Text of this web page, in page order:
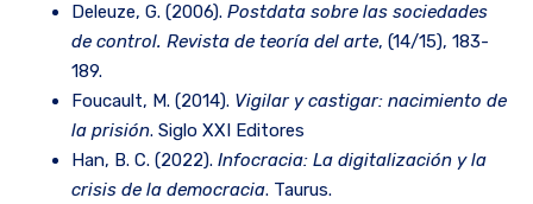
Deleuze, G. (2006). Postdata sobre las sociedades
de control. Revista de teoría del arte, (14/15), 183-
189.
Foucault, M. (2014). Vigilar y castigar: nacimiento de
la prisión. Siglo XXI Editores
Han, B. C. (2022). Infocracia: La digitalización y la
crisis de la democracia. Taurus.